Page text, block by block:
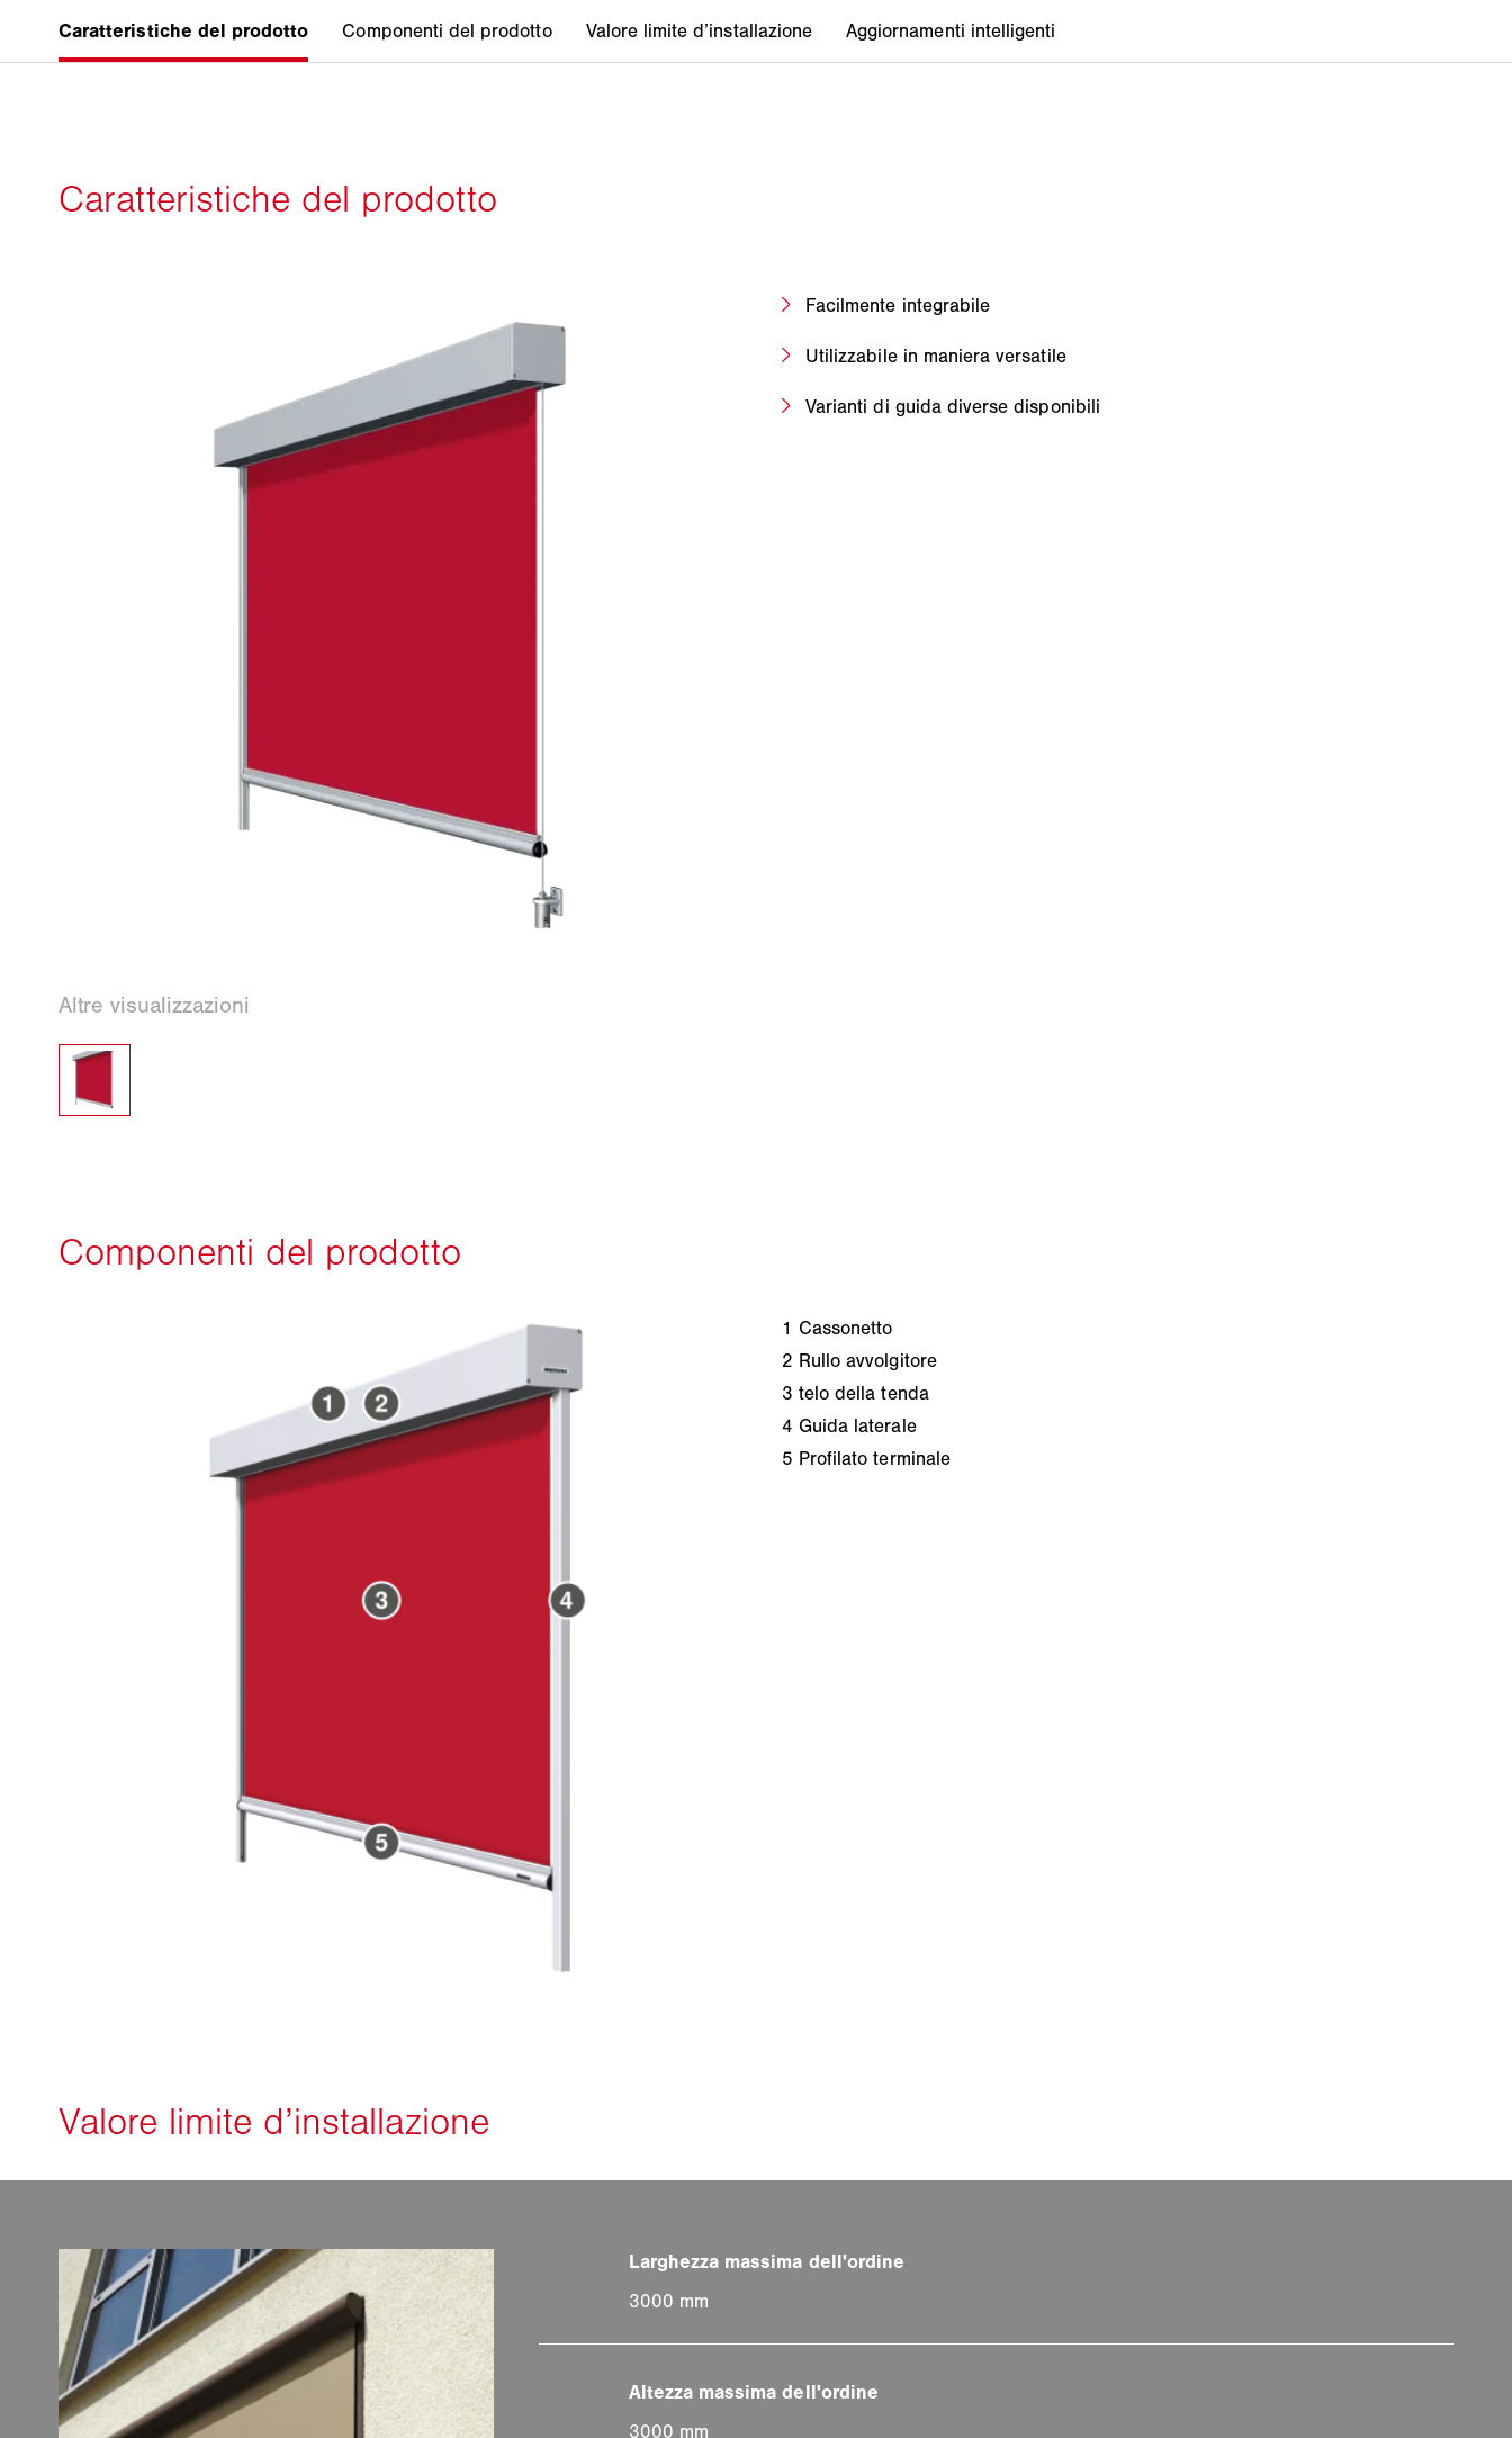
Facilmente integrabile
Utilizzabile in maniera versatile
Varianti di guida diverse disponibili
1 Cassonetto
2 Rullo avvolgitore
3 telo della tenda
4 Guida laterale
5 Profilato terminale
3000 mm
3000 mm